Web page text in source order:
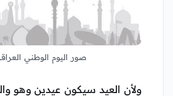
صور اليوم الوطني
ولأن العيد سيكون عيدين وهو